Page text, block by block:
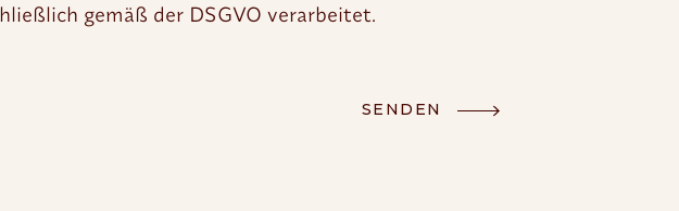
SENDEN
gemäß der DSGVO verarbeitet.